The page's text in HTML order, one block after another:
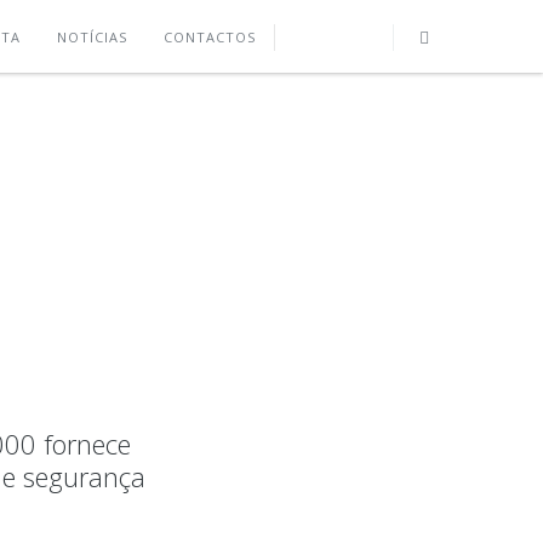
NOTÍCIAS CONTACTOS
fornece
segurança